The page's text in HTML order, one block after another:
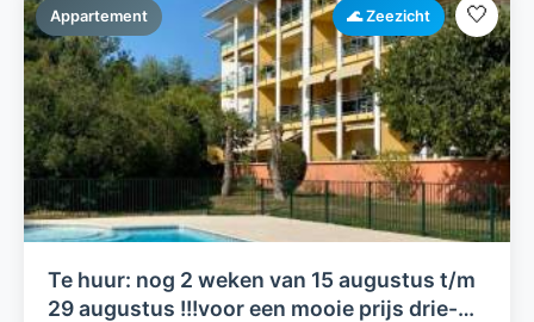
Appartement 🌊 Zeezicht 🤍
Te huur: nog 2 weken van 15 augustus t/m
29 augustus !!!voor een mooie prijs drie-